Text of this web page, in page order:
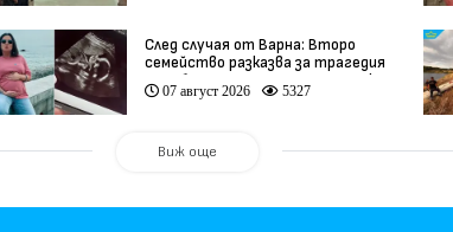
След случая от Варна: Второ
семейство разказва за трагедия
след бременност при същия лекар
(видео)
07 август 2026 5327
Виж още